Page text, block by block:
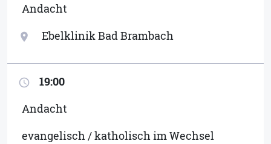
Andacht
location_on Ebelklinik Bad Brambach
access_time
19:00
Andacht
evangelisch / katholisch im Wechsel